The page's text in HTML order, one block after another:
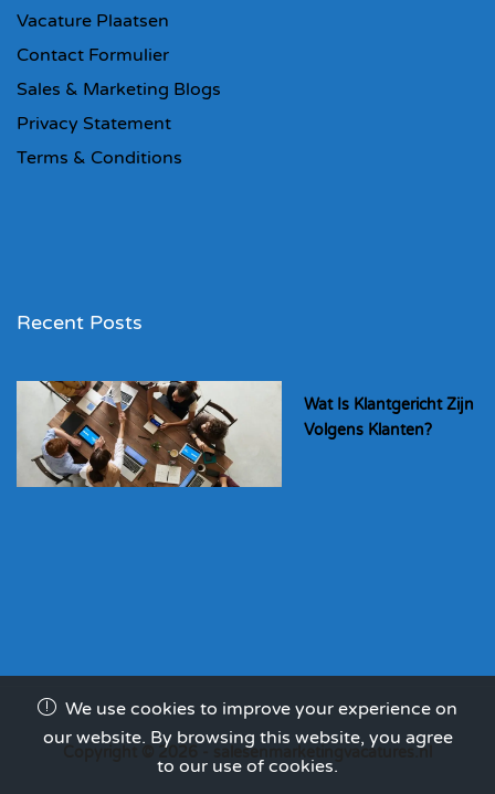
Vacature Plaatsen
Contact Formulier
Sales & Marketing Blogs
Privacy Statement
Terms & Conditions
Recent Posts
Wat Is Klantgericht Zijn
Volgens Klanten?
Copyright © 2026 - salesenmarketingvacatures.nl
We use cookies to improve your experience on
our website. By browsing this website, you agree
to our use of cookies.